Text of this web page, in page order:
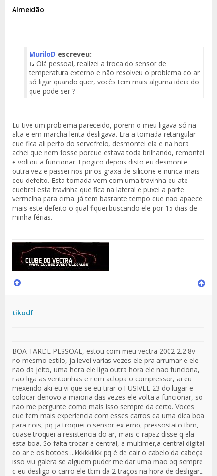
Almeidão
MuriloD escreveu:
Fuente
del
Mensaje
Olá pessoal, realizei a troca do sensor de
temperatura externo e não resolveu o problema do ar
só ligar quando quer, vocês tem mais alguma ideia do
que pode ser ?
Eu tive um problema pareceido, porem o meu ligava só na
alta e em marcha lenta desligava. Era a tomada retangular
que fica ali perto do servofreio, desmontei ela e na hora
achei que nem fosse porque estava toda brilhando, remontei
e voltou a funcionar. Lpogico depois disto eu desmonte
outra vez e passei nos pinos graxa de silicone e nunca mais
deu defeito. Esta tomada vem com uma travinha eu até
quebrei esta travinha que fica na lateral e puxei a parte
vermelha para cima. Já tem bastante tempo que não apaece
mais este defeito o qual fiquei buscando ele por 15 dias de
minha férias.
tikodf
BOA TARDE PESSOAL, estou com meu vectra 2002 2.2 8v
no mesmo estilo, ja levei varias vezes ele pra arrumar e ele
nao da jeito, uma hora ele liga outra hora ele nao funciona,
nao liga as ventoinhas e nem aclopa o compressor, ai eu
mexendo aki eu vi que se eu tirar o FUSIVEL 23 do lugar e
colocar denovo a maioria das vezes ele volta a funcionar, so
nao me pergunte como mais isso sempre da certo. Voces
que tem mais experiencia com esses carros da uma dica boa
para nois, pq ja troquei o sensor externo, pressostato tbm,
quase troquei a resistencia do ar, mais o rapaz disse q ela
esta boa. So falta trocar a central, a multimer,a central digital
do ar e os botoes ...kkkkkkkk pq é de cair o cabelo da cabeça
isso viu galera se alguem puder me dar uma mao pq sempre
q eu desligo o carro ele tbm da 2 traços na hora de desligar...